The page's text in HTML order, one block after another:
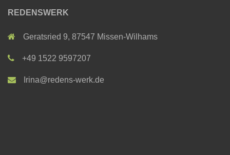
REDENSWERK
Geratsried 9, 87547 Missen-Wilhams
+49 1522 9597207
Irina@redens-werk.de